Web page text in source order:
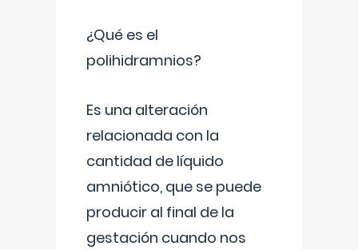
¿Qué es el
polihidramnios?
Es una alteración
relacionada con la
cantidad de líquido
amniótico, que se puede
producir al final de la
gestación cuando nos